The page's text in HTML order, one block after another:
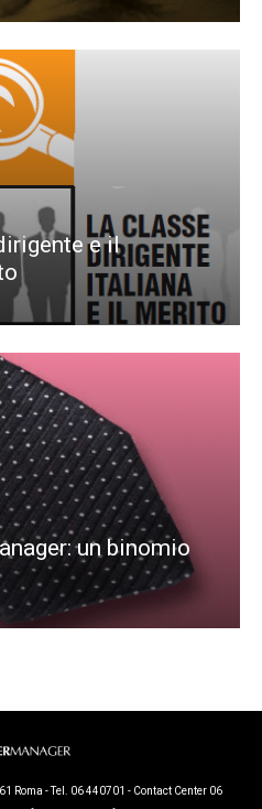
e il
un binomio
Roma - Tel. 06 440701 - Contact Center 06